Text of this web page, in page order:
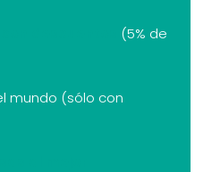
(5% de
mundo (sólo con